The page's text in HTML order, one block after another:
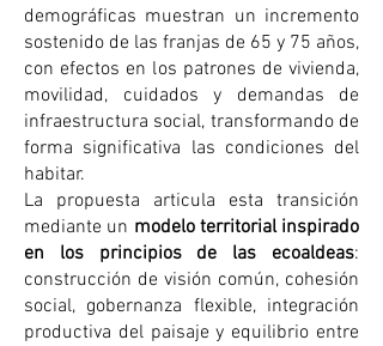
demográficas muestran un incremento
sostenido de las franjas de 65 y 75 años,
con efectos en los patrones de vivienda,
movilidad, cuidados y demandas de
infraestructura social, transformando de
forma significativa las condiciones del
habitar.
La propuesta articula esta transición
mediante un modelo territorial inspirado
en los principios de las ecoaldeas:
construcción de visión común, cohesión
social, gobernanza flexible, integración
productiva del paisaje y equilibrio entre